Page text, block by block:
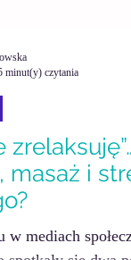
masaż i
w mediach
minut(y) czytania